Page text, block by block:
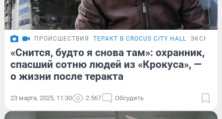
ПРОИСШЕСТВИЯ ТЕРАКТ В CROCUS CITY HALL
«Снится, будто я снова там»: охранник,
спасший сотню людей из «Крокуса», —
о жизни после теракта
23 марта, 2025, 11:30 2 567 Обсудить